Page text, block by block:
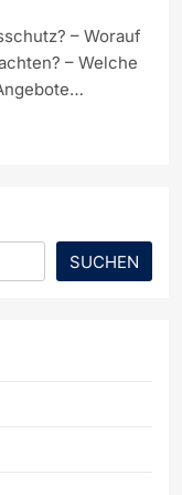
– Worauf
– Welche
SUCHEN